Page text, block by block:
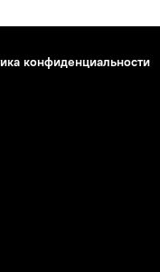
конфиденциальности